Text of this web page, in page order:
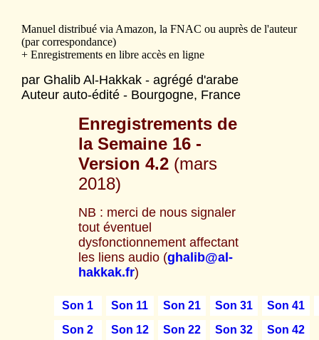
Manuel distribué via Amazon, la FNAC ou auprès de l'auteur
(par correspondance)
+ Enregistrements en libre accès en ligne
par Ghalib Al-Hakkak - agrégé d'arabe
Auteur auto-édité - Bourgogne, France
Enregistrements de
la Semaine 16 -
Version 4.2 (mars
2018)
NB : merci de nous signaler
tout éventuel
dysfonctionnement affectant
les liens audio (ghalib@al-
hakkak.fr)
Son 1 Son 11 Son 21 Son 31
Son 41
Son 2
Son 12 Son 22 Son 32
Son 42